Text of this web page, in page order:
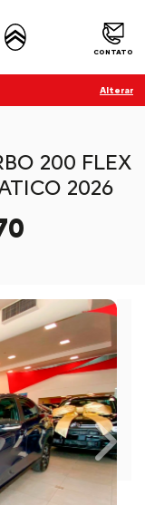
CONTATO
Alterar
200 FLEX
2026
Next